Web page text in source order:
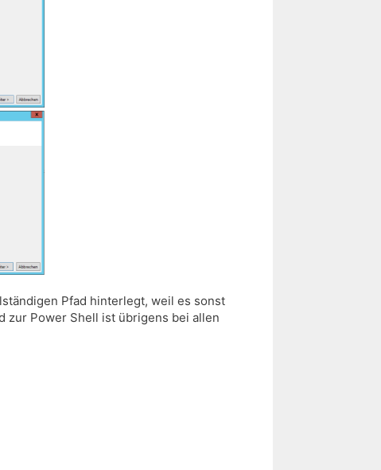
Pfad hinterlegt, weil es sonst
zur Power Shell ist übrigens bei allen